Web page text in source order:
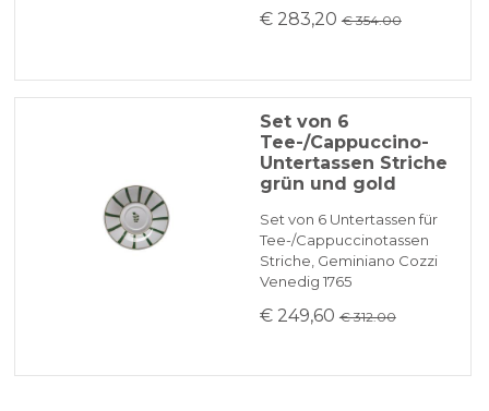
€ 283,20 € 354.00
Set von 6
Tee-/Cappuccino-
Untertassen Striche
grün und gold
Set von 6 Untertassen für
Tee-/Cappuccinotassen
Striche, Geminiano Cozzi
Venedig 1765
€ 249,60 € 312.00